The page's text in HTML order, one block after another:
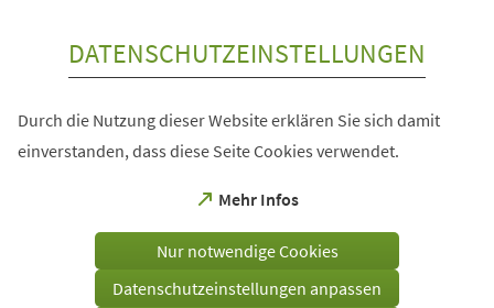
DATENSCHUTZEINSTELLUNGEN
Durch die Nutzung dieser Website erklären Sie sich damit
einverstanden, dass diese Seite Cookies verwendet.
Mehr Infos
(Öffnet
einem
Tab)
Nur notwendige Cookies
Datenschutzeinstellungen anpassen